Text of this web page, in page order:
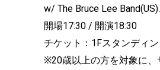
w/ The Bruce Lee
開場17:30 / 開演18:30
チケット：1Fスタンディ
※20歳以上の方を対象に、